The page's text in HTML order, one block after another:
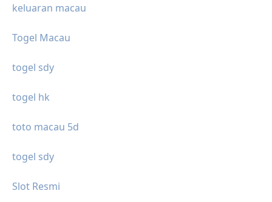
keluaran macau
Togel Macau
togel sdy
togel hk
toto macau 5d
togel sdy
Slot Resmi